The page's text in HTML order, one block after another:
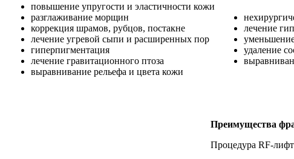
повышение упругости и эластичности кожи
разглаживание морщин
коррекция шрамов, рубцов, постакне
лечение угревой сыпи и расширенных пор
гиперпигментация
лечение гравитационного птоза
выравнивание рельефа и цвета кожи
лечение
удаление
Преимущества
Процедура RF-